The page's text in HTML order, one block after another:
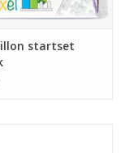
startset